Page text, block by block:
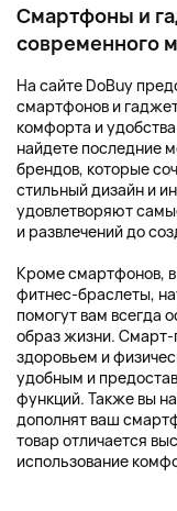
Смартфоны и
современного
На сайте DoBuy
смартфонов и
комфорта и
найдете последние
брендов, которые
стильный дизайн и
удовлетворяют
и развлечений до
Кроме смартфонов,
фитнес-браслеты,
помогут вам всегда
образ жизни.
здоровьем и
удобным и
функций. Также вы
дополнят ваш
товар отличается
использование